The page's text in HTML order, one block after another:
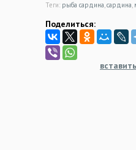
Теги: рыба сардина,сардина,
Поделиться: